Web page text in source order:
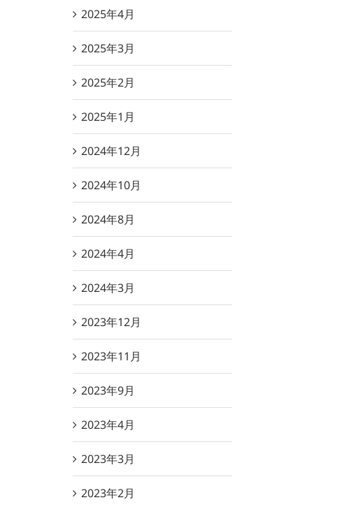
2025年4月
2025年3月
2025年2月
2025年1月
2024年12月
2024年10月
2024年8月
2024年4月
2024年3月
2023年12月
2023年11月
2023年9月
2023年4月
2023年3月
2023年2月